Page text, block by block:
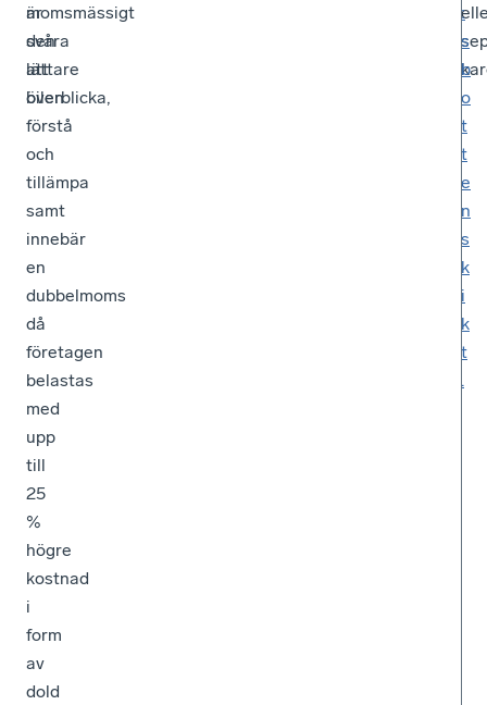
är
svåra
att
överblicka,
förstå
och
tillämpa
samt
innebär
en
dubbelmoms
då
företagen
belastas
med
upp
till
25
%
högre
kostnad
i
form
av
dold
momsmässigt
den
lättare
bilen.
:
s
b
o
t
t
e
n
s
k
i
k
t
.